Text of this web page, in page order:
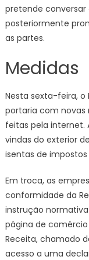
pretende conversar
posteriormente
as partes.
Medidas
Nesta sexta-feira, o
portaria com novas
feitas pela internet.
vindas do exterior
isentas de impostos
Em troca, as
conformidade da
instrução
página de
Receita, chamado
acesso a uma